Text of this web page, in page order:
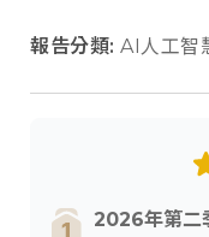
報告分類: AI人工智
2026年第二